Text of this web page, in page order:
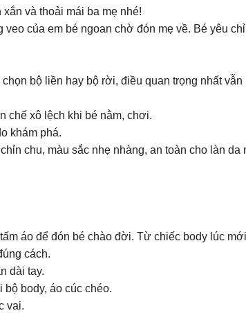
và thoải mái ba mẹ nhé!
của em bé ngoan chờ đón mẹ về. Bé yêu
bộ liền hay bộ rời, điều quan trọng nhất
chế xô lệch khi bé nằm, chơi.
khám phá.
chu, màu sắc nhẹ nhàng, an toàn cho làn da
áo để đón bé chào đời. Từ chiếc body lúc
cách.
dài tay.
bộ body, áo cúc chéo.
vai.